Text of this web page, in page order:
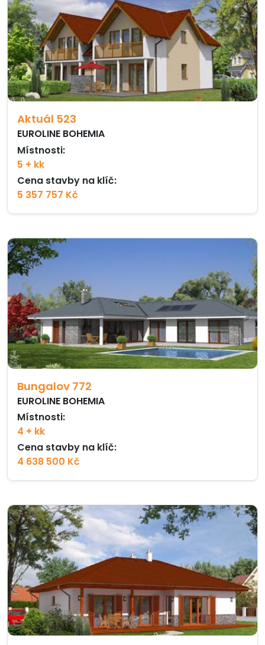
Aktuál 523
EUROLINE BOHEMIA
Místnosti:
5 + kk
Cena stavby na klíč:
5 357 757 Kč
Bungalov 772
EUROLINE BOHEMIA
Místnosti:
4 + kk
Cena stavby na klíč:
4 638 500 Kč